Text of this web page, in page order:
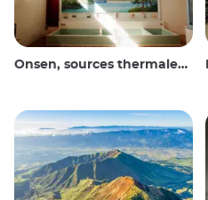
Onsen, sources thermales et bains publics